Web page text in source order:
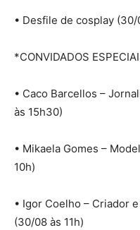
• Desfile de cosplay (30/
*CONVIDADOS
• Caco Barcellos –
às 15h30)
• Mikaela Gomes –
10h)
• Igor Coelho – Criador
(30/08 às 11h)